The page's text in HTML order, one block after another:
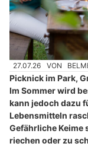
27.07.26 VON
Picknick im Park,
Im Sommer wird
kann jedoch dazu
Lebensmitteln
Gefährliche Keime
riechen oder zu